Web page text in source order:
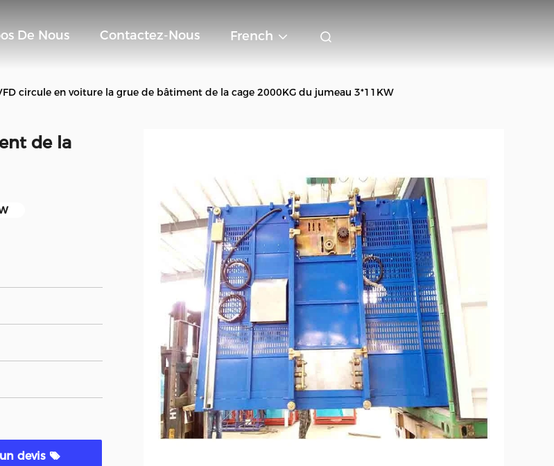
De Nous Contactez-Nous French
circule en voiture la grue de bâtiment de la cage 2000KG du jumeau 3*11KW
de la
devis